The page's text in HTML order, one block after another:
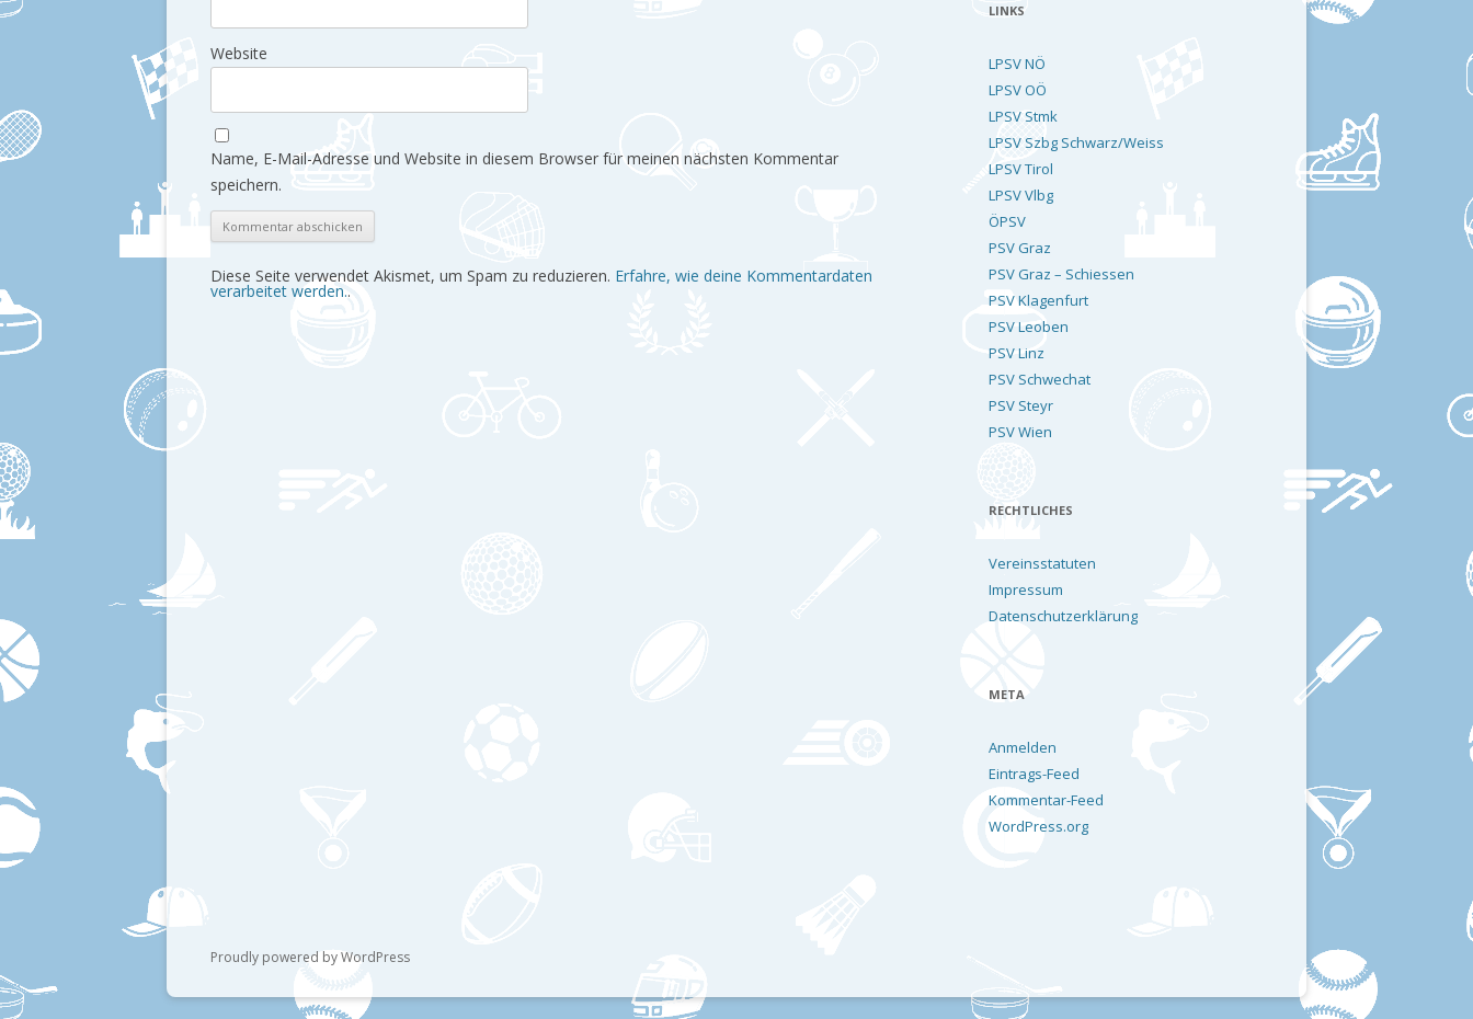
Website
Name, E-Mail-Adresse und Website in diesem Browser für meinen nächsten Kommentar
speichern.
Diese Seite verwendet Akismet, um Spam zu reduzieren. Erfahre, wie deine Kommentardaten
verarbeitet werden..
LINKS
LPSV NÖ
LPSV OÖ
LPSV Stmk
LPSV Szbg Schwarz/Weiss
LPSV Tirol
LPSV Vlbg
ÖPSV
PSV Graz
PSV Graz – Schiessen
PSV Klagenfurt
PSV Leoben
PSV Linz
PSV Schwechat
PSV Steyr
PSV Wien
RECHTLICHES
Vereinsstatuten
Impressum
Datenschutzerklärung
META
Anmelden
Eintrags-Feed
Kommentar-Feed
WordPress.org
Proudly powered by WordPress